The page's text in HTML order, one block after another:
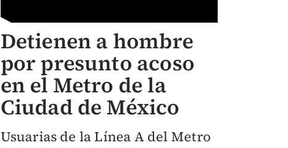
Detienen a hombre
por presunto acoso
en el Metro de la
Ciudad de México
Usuarias de la Línea A del Metro